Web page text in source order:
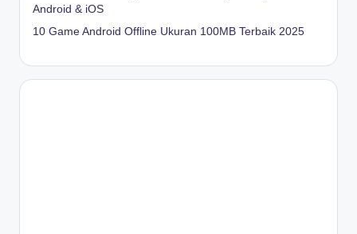
Android & iOS
10 Game Android Offline Ukuran 100MB Terbaik 2025